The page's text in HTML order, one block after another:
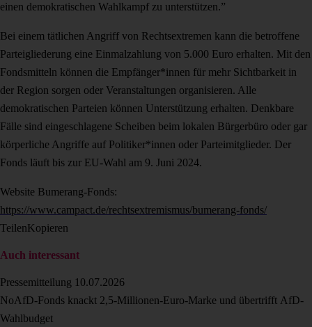
einen demokratischen Wahlkampf zu unterstützen.”
Bei einem tätlichen Angriff von Rechtsextremen kann die betroffene
Parteigliederung eine Einmalzahlung von 5.000 Euro erhalten. Mit den
Fondsmitteln können die Empfänger*innen für mehr Sichtbarkeit in
der Region sorgen oder Veranstaltungen organisieren. Alle
demokratischen Parteien können Unterstützung erhalten. Denkbare
Fälle sind eingeschlagene Scheiben beim lokalen Bürgerbüro oder gar
körperliche Angriffe auf Politiker*innen oder Parteimitglieder. Der
Fonds läuft bis zur EU-Wahl am 9. Juni 2024.
Website Bumerang-Fonds:
https://www.campact.de/rechtsextremismus/bumerang-fonds/
TeilenKopieren
Auch interessant
Pressemitteilung 10.07.2026
NoAfD-Fonds knackt 2,5-Millionen-Euro-Marke und übertrifft AfD-
Wahlbudget